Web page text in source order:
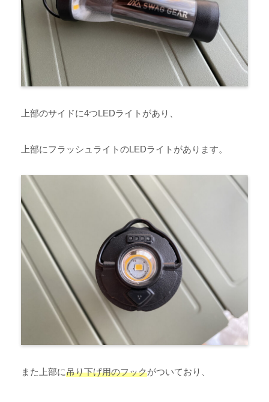
上部のサイドに4つLEDライトがあり、
上部にフラッシュライトのLEDライトがあります。
また上部に吊り下げ用のフックがついており、